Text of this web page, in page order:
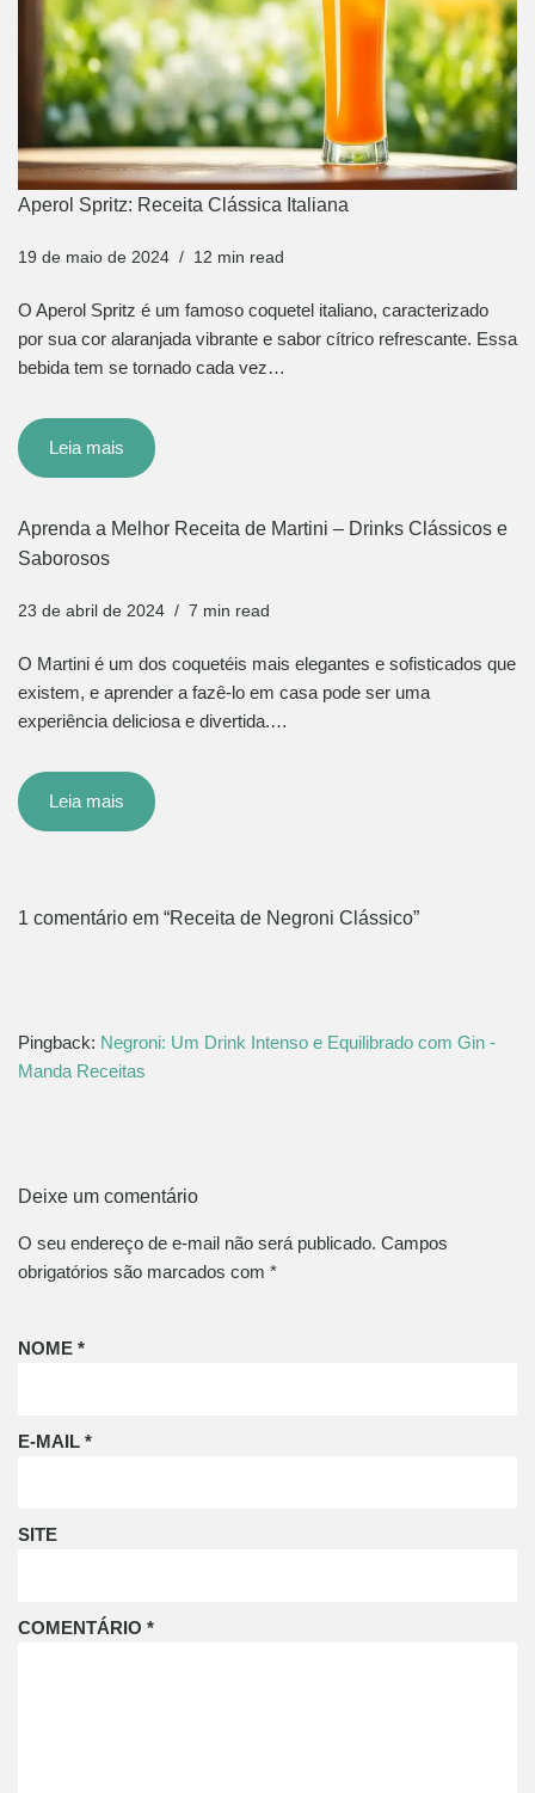
Aperol Spritz: Receita Clássica Italiana
19 de maio de 2024 12 min read
O Aperol Spritz é um famoso coquetel italiano, caracterizado
por sua cor alaranjada vibrante e sabor cítrico refrescante. Essa
bebida tem se tornado cada vez…
Leia mais
Aprenda a Melhor Receita de Martini – Drinks Clássicos e
Saborosos
23 de abril de 2024 7 min read
O Martini é um dos coquetéis mais elegantes e sofisticados que
existem, e aprender a fazê-lo em casa pode ser uma
experiência deliciosa e divertida.…
Leia mais
1 comentário em “Receita de Negroni Clássico”
Pingback: Negroni: Um Drink Intenso e Equilibrado com Gin -
Manda Receitas
Deixe um comentário
O seu endereço de e-mail não será publicado. Campos
obrigatórios são marcados com *
NOME *
E-MAIL *
SITE
COMENTÁRIO *